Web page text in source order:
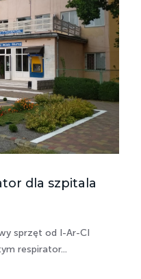
dla szpitala
sprzęt od I-Ar-CI
respirator...